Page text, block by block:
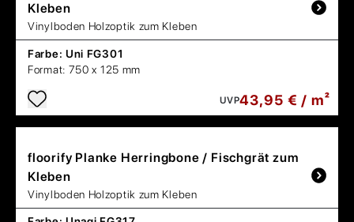
Kleben
Vinylboden Holzoptik zum Kleben
Farbe: Uni FG301
Format: 750 x 125 mm
UVP43,95 € / m²
floorify Planke Herringbone / Fischgrät zum
Kleben
Vinylboden Holzoptik zum Kleben